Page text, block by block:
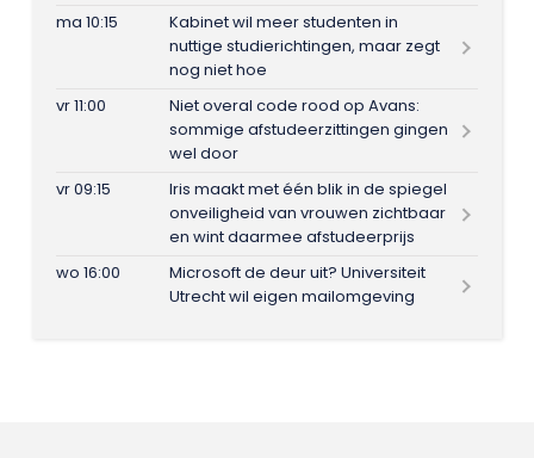
ma 10:15
Kabinet wil meer studenten in
nuttige studierichtingen, maar zegt
nog niet hoe
vr 11:00
Niet overal code rood op Avans:
sommige afstudeerzittingen gingen
wel door
vr 09:15
Iris maakt met één blik in de spiegel
onveiligheid van vrouwen zichtbaar
en wint daarmee afstudeerprijs
wo 16:00
Microsoft de deur uit? Universiteit
Utrecht wil eigen mailomgeving